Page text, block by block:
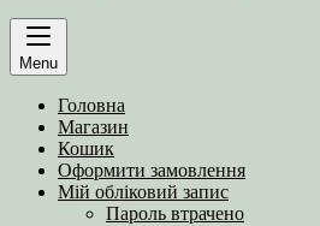
Menu
Головна
Магазин
Кошик
Оформити замовлення
Мій обліковий запис
Пароль втрачено